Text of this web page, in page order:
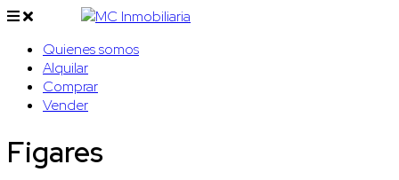
Quienes somos
Alquilar
Comprar
Vender
Figares